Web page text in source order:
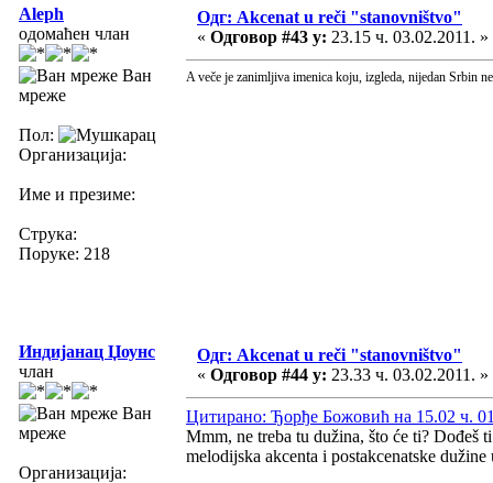
Aleph
одомаћен члан
Ван
мреже
Пол:
Организација:
Име и презиме:
Струка:
Поруке: 218
Одг: Akcenat u reči "stanovništvo"
« Одговор #43 у: 23.15 ч. 03.02.2011. »
A veče je zanimljiva imenica koju, izgleda, nijedan Srbin
Индијанац Џоунс
члан
Ван
мреже
Организација:
Одг: Akcenat u reči "stanovništvo"
« Одговор #44 у: 23.33 ч. 03.02.2011. »
Цитирано: Ђорђе Божовић на 15.02 ч.
Mmm, ne treba tu dužina, što će ti? Dođeš
melodijska akcenta i postakcenatske